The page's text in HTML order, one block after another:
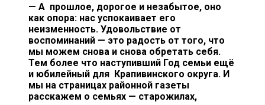
— А прошлое, дорогое и незабытое, оно
как опора: нас успокаивает его
неизменность. Удовольствие от
воспоминаний — это радость от того, что
мы можем снова и снова обретать себя.
Тем более что наступивший Год семьи ещё
и юбилейный для Крапивинского округа. И
мы на страницах районной газеты
расскажем о семьях — старожилах,